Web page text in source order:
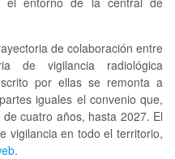
de colaboración entre
de vigilancia radiológica
por ellas se remonta a
iguales el convenio que,
cuatro años, hasta 2027. El
vigilancia en todo el territorio,
.